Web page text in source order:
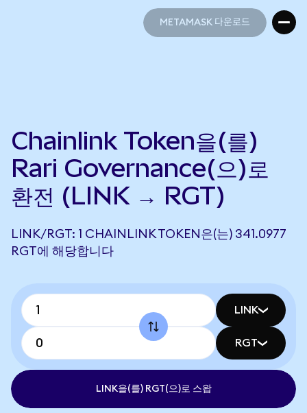
METAMASK 다운로드
Chainlink Token을(를)
Rari Governance(으)로
환전 (LINK → RGT)
LINK/RGT: 1 CHAINLINK TOKEN은(는) 341.0977
RGT에 해당합니다
LINK
RGT
LINK을(를) RGT(으)로 스왑